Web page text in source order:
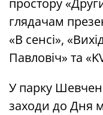
простору
глядачам
«В сенсі»,
Павловіч» та
У парку
заходи до Дня